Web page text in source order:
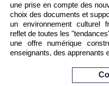
une prise en compte des
choix des documents et
un environnement culturel
reflet de toutes les
une offre numérique
enseignants, des apprenants